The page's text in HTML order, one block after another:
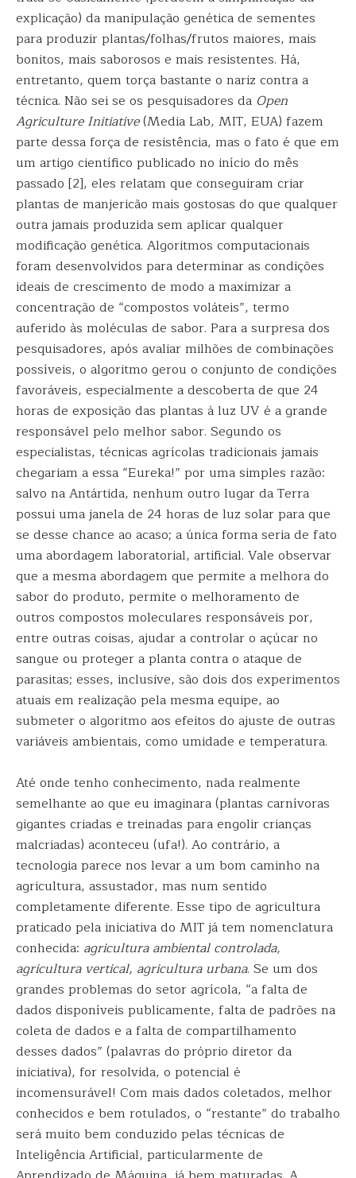
explicação) da manipulação genética de sementes
para produzir plantas/folhas/frutos maiores, mais
bonitos, mais saborosos e mais resistentes. Há,
entretanto, quem torça bastante o nariz contra a
técnica. Não sei se os pesquisadores da Open
Agriculture Initiative(Media Lab, MIT, EUA) fazem
parte dessa força de resistência, mas o fato é que em
um artigo científico publicado no início do mês
passado [2], eles relatam que conseguiram criar
plantas de manjericão mais gostosas do que qualquer
outra jamais produzida sem aplicar qualquer
modificação genética. Algoritmos computacionais
foram desenvolvidos para determinar as condições
ideais de crescimento de modo a maximizar a
concentração de “compostos voláteis”, termo
auferido às moléculas de sabor. Para a surpresa dos
pesquisadores, após avaliar milhões de combinações
possíveis, o algoritmo gerou o conjunto de condições
favoráveis, especialmente a descoberta de que 24
horas de exposição das plantas à luz UV é a grande
responsável pelo melhor sabor. Segundo os
especialistas, técnicas agrícolas tradicionais jamais
chegariam a essa “Eureka!” por uma simples razão:
salvo na Antártida, nenhum outro lugar da Terra
possui uma janela de 24 horas de luz solar para que
se desse chance ao acaso; a única forma seria de fato
uma abordagem laboratorial, artificial. Vale observar
que a mesma abordagem que permite a melhora do
sabor do produto, permite o melhoramento de
outros compostos moleculares responsáveis por,
entre outras coisas, ajudar a controlar o açúcar no
sangue ou proteger a planta contra o ataque de
parasitas; esses, inclusive, são dois dos experimentos
atuais em realização pela mesma equipe, ao
submeter o algoritmo aos efeitos do ajuste de outras
variáveis ​​ambientais, como umidade e temperatura.
Até onde tenho conhecimento, nada realmente
semelhante ao que eu imaginara (plantas carnívoras
gigantes criadas e treinadas para engolir crianças
malcriadas) aconteceu (ufa!). Ao contrário, a
tecnologia parece nos levar a um bom caminho na
agricultura, assustador, mas num sentido
completamente diferente. Esse tipo de agricultura
praticado pela iniciativa do MIT já tem nomenclatura
conhecida: agricultura ambiental controlada,
agricultura vertical, agricultura urbana. Se um dos
grandes problemas do setor agrícola, “a falta de
dados disponíveis publicamente, falta de padrões na
coleta de dados e a falta de compartilhamento
desses dados” (palavras do próprio diretor da
iniciativa), for resolvida, o potencial é
incomensurável! Com mais dados coletados, melhor
conhecidos e bem rotulados, o “restante” do trabalho
será muito bem conduzido pelas técnicas de
Inteligência Artificial, particularmente de